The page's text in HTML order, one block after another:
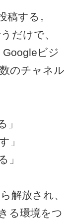
稿する。
だけで、
ビジ
のチャネル
」
」
」
解放され、
る環境をつ